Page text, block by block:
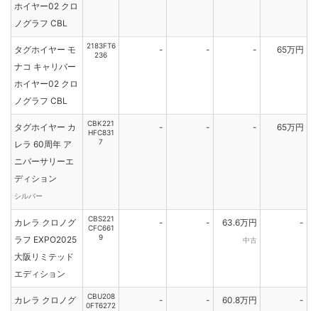
ホイヤー02 クロ
ノグラフ CBL
タグホイヤー モ
ナコ キャリバー
ホイヤー02 クロ
ノグラフ CBL
2183FT6
236
- - - 65万円
タグホイヤー カ
レラ 60周年 ア
ニバーサリーエ
ディション
シルバー
CBK221
HFC831
7
- - - 65万円
カレラ クロノグ
ラフ EXPO2025
大阪リミテッド
エディション
CBS221
CFC661
9
- - 63.6万円
中古
-
カレラ クロノグ
CBU208
0FT6272
- - 60.8万円 -